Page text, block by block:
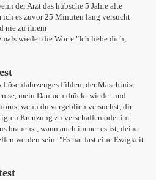
der Arzt das hübsche 5 Jahre alte
es zuvor 25 Minuten lang versucht
nie zu ihrem
wieder die Worte "Ich liebe dich,
Löschfahrzeuges fühlen, der Maschinist
mein Daumen drückt wieder und
wenn du vergeblich versuchst, dir
Kreuzung zu verschaffen oder im
brauchst, wann auch immer es ist, deine
werden sein: "Es hat fast eine Ewigkeit